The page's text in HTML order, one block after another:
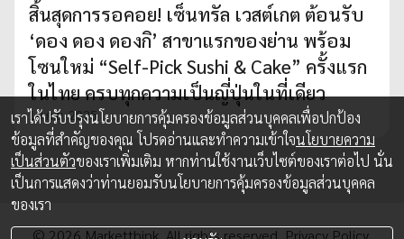
สิ้นสุดการรอคอย! เซ็นทรัล เวสต์เกต ต้อนรับ
‘ดอง ดอง ดองกิ’ สาขาแรกของย่าน พร้อม
โซนใหม่ “Self-Pick Sushi & Cake” ครั้งแรก
ในไทย ครบทุกความเป็นญี่ปุ่นในที่เดียว
10 ก.ย. 2025
© 2026 Marketthink. All rights reserved. Privacy Policy.
เราได้ปรับปรุงนโยบายการคุ้มครองข้อมูลส่วนบุคคลเพื่อปกป้อง
ข้อมูลที่สำคัญของคุณ โปรดอ่านและทำความเข้าใจนโยบายความ
เป็นส่วนตัวของเราเพิ่มเติม หากท่านใช้งานเว็บไซต์ของเราต่อไป นั่น
เป็นการแสดงว่าท่านยอมรับนโยบายการคุ้มครองข้อมูลส่วนบุคคล
ของเรา